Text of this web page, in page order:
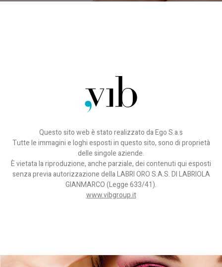
Questo sito web è stato realizzato da Ego S.a.s
Tutte le immagini e loghi esposti in questo sito, sono di proprietà
delle singole aziende.
È vietata la riproduzione, anche parziale, dei contenuti qui esposti
senza previa autorizzazione della LABRI ORO S.A.S. DI LABRIOLA
GIANMARCO (Legge 633/41).
www.vibgroup.it